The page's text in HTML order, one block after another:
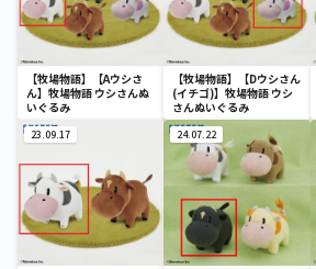
【牧場物語】【Aウシさ
ん】牧場物語 ウシさんぬ
いぐるみ
【牧場物語】【Dウシさん
(イチゴ)】牧場物語 ウシ
さんぬいぐるみ
23.09.17 24.07.22